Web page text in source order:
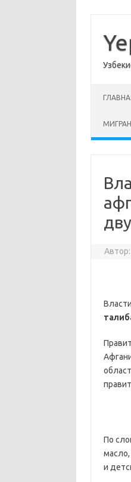
Автор:
По
и